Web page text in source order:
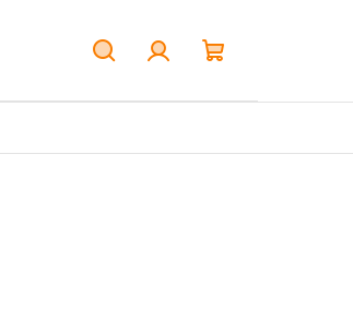
košík